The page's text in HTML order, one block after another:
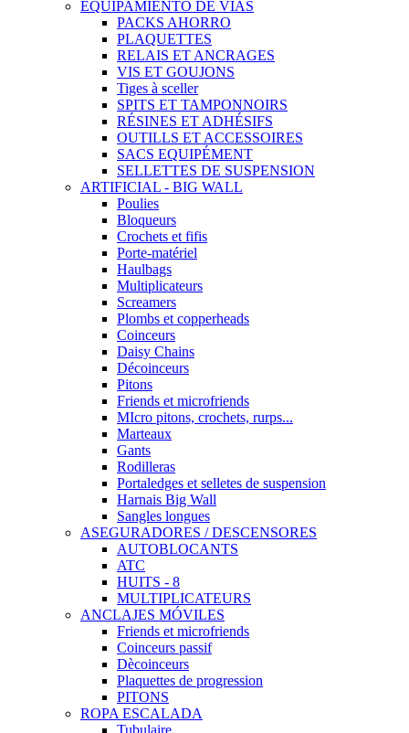
EQUIPAMIENTO DE VIAS
PACKS AHORRO
PLAQUETTES
RELAIS ET ANCRAGES
VIS ET GOUJONS
Tiges à sceller
SPITS ET TAMPONNOIRS
RÉSINES ET ADHÉSIFS
OUTILLS ET ACCESSOIRES
SACS EQUIPÉMENT
SELLETTES DE SUSPENSION
ARTIFICIAL - BIG WALL
Poulies
Bloqueurs
Crochets et fifis
Porte-matériel
Haulbags
Multiplicateurs
Screamers
Plombs et copperheads
Coinceurs
Daisy Chains
Décoinceurs
Pitons
Friends et microfriends
MIcro pitons, crochets, rurps...
Marteaux
Gants
Rodilleras
Portaledges et selletes de suspension
Harnais Big Wall
Sangles longues
ASEGURADORES / DESCENSORES
AUTOBLOCANTS
ATC
HUITS - 8
MULTIPLICATEURS
ANCLAJES MÓVILES
Friends et microfriends
Coinceurs passif
Dècoinceurs
Plaquettes de progression
PITONS
ROPA ESCALADA
Tubulaire